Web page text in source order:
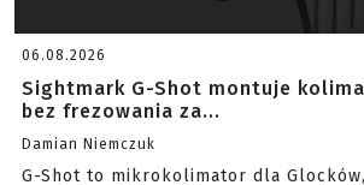
06.08.2026
Sightmark G-Shot montuje
bez frezowania za...
Damian Niemczuk
G-Shot to mikrokolimator dla